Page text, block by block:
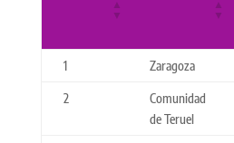
1 Zaragoza
2
Comunidad
de Teruel